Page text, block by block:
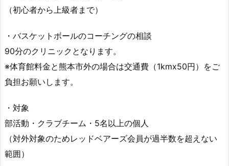
（初心者から上級者まで）
・バスケットボールのコーチングの相談
90分のクリニックとなります。
※体育館料金と熊本市外の場合は交通費（1kmx50円）をご
負担お願いします。
・対象
部活動・クラブチーム・5名以上の個人
（対外対象のためレッドベアーズ会員が過半数を超えない
範囲）